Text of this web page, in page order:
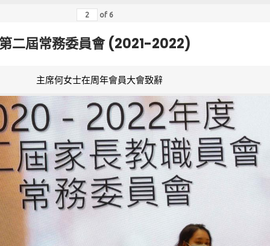
of 6
二屆常務委員會 (2021-2022)
主席何女士在周年會員大會致辭